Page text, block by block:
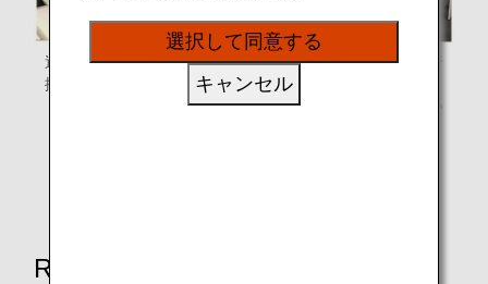
運航管理者が飛行経路を選
択し、飛行計画を作成しま
す。
運航乗務員が担当便の飛行
計画を確認し、ブリーフィ
ングをしてから便に向かい
Route Development Projectの発足
選択して同意する
キャンセル